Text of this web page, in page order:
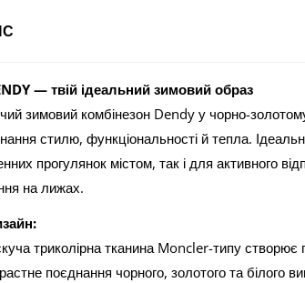
— твій ідеальний зимовий образ
зимовий комбінезон Dendy у чорно-
стилю, функціональності й тепла.
прогулянок містом, так і для активного
на лижах.
триколірна тканина Moncler-типу створює
поєднання чорного, золотого та білого